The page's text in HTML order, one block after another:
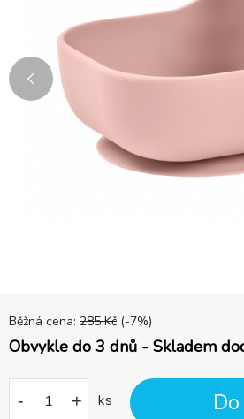
Běžná cena: 285 Kč (-7%)
Obvykle do 3 dnů - Skladem
- + ks